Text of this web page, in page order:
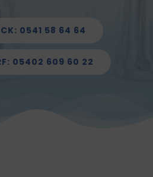
0541 58 64 64
05402 609 60 22